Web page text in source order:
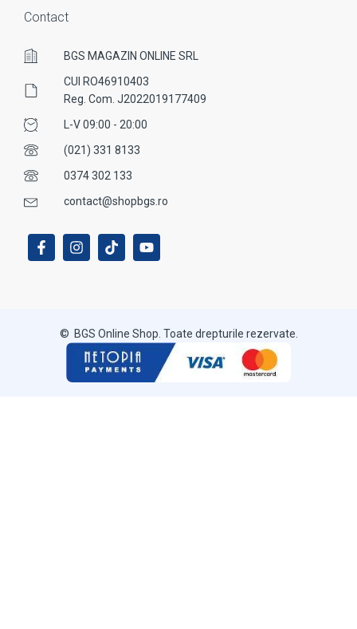
Contact
BGS MAGAZIN ONLINE SRL
CUI RO46910403
Reg. Com. J2022019177409
L-V 09:00 - 20:00
(021) 331 8133
0374 302 133
contact@shopbgs.ro
© BGS Online Shop. Toate drepturile rezervate.